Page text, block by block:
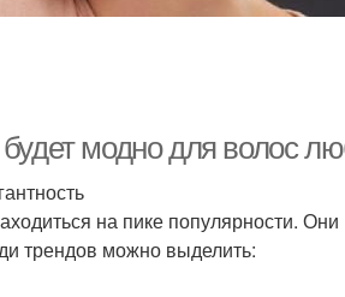
модно для волос
на пике популярности.
трендов можно выделить: